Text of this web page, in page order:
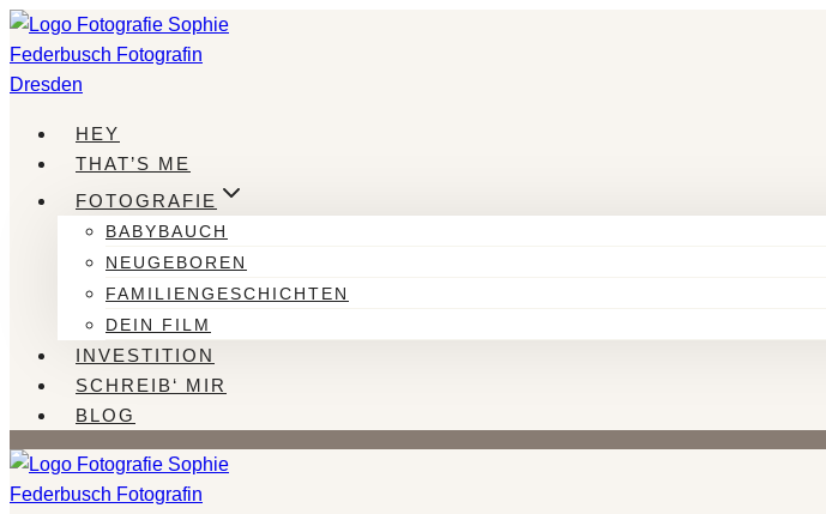
Zum
Inhalt
springen
HEY
THAT’S ME
FOTOGRAFIE
BABYBAUCH
NEUGEBOREN
FAMILIENGESCHICHTEN
DEIN FILM
INVESTITION
SCHREIB‘ MIR
BLOG